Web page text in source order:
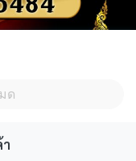
ด
นจะรับเช่าบางรุ่นที่
มงคล 40% จากราคา